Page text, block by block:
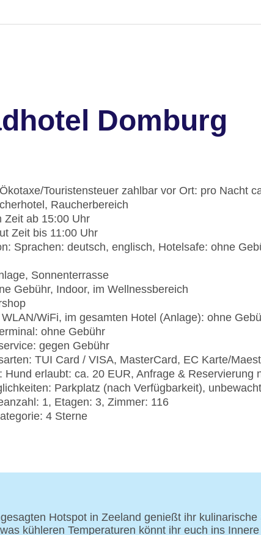
Domburg
Touristensteuer zahlbar vor Ort: pro Nacht
Raucherbereich
Zeit ab 15:00 Uhr
Zeit bis 11:00 Uhr
Sprachen: deutsch, englisch, Hotelsafe: ohne
Sonnenterrasse
Gebühr, Indoor, im Wellnessbereich
WiFi, im gesamten Hotel (Anlage): ohne
ohne Gebühr
gegen Gebühr
TUI Card / VISA, MasterCard, EC Karte/
Hund erlaubt: ca. 20 EUR, Anfrage & Reservierung
Parkplatz (nach Verfügbarkeit),
1, Etagen: 3, Zimmer: 116
4 Sterne
Hotspot in Zeeland genießt ihr
kühleren Temperaturen könnt ihr euch ins